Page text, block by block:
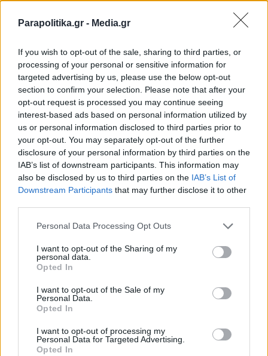
Parapolitika.gr - Media.gr
If you wish to opt-out of the sale, sharing to third parties, or
processing of your personal or sensitive information for
targeted advertising by us, please use the below opt-out
section to confirm your selection. Please note that after your
opt-out request is processed you may continue seeing
interest-based ads based on personal information utilized by
us or personal information disclosed to third parties prior to
your opt-out. You may separately opt-out of the further
disclosure of your personal information by third parties on the
IAB’s list of downstream participants. This information may
also be disclosed by us to third parties on the IAB’s List of
Downstream Participants that may further disclose it to other
Personal Data Processing Opt Outs
I want to opt-out of the Sharing of my
personal data.
Opted In
I want to opt-out of the Sale of my
Personal Data.
Opted In
I want to opt-out of processing my
Personal Data for Targeted Advertising.
Opted In
Εγγραφή στο newsletter
Αποδέχομαι τους
και την πολιτική απορρήτου